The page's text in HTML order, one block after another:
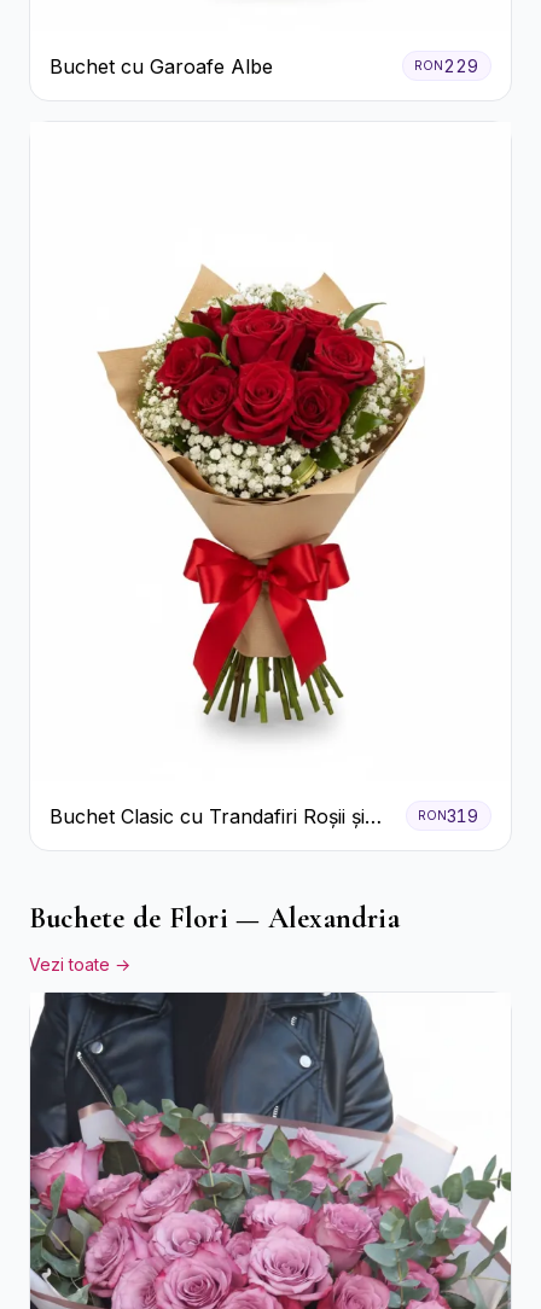
Buchet cu Garoafe Albe RON229
Buchet Clasic cu Trandafiri Roșii și
Gypsophila
RON319
Buchete de Flori — Alexandria
Vezi toate →